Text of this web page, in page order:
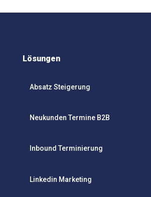
Lösungen
Absatz Steigerung
Neukunden Termine B2B
Inbound Terminierung
Linkedin Marketing